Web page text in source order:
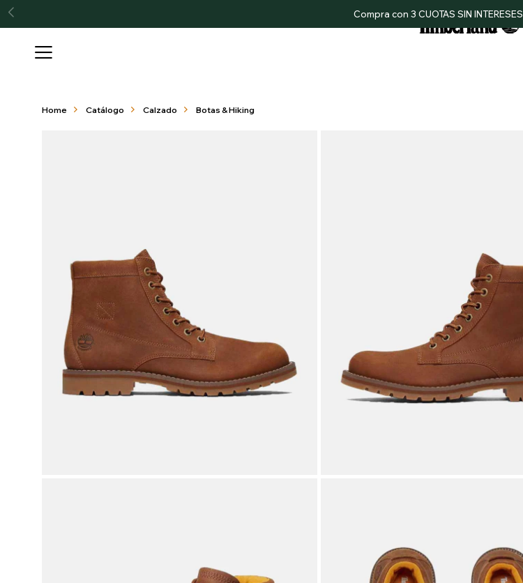
Compra con 3 CUOTAS SIN INTERESES

Home Catálogo Calzado Botas & Hiking